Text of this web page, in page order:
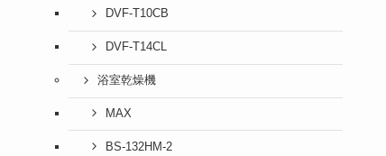
DVF-T10CB
DVF-T14CL
浴室乾燥機
MAX
BS-132HM-2